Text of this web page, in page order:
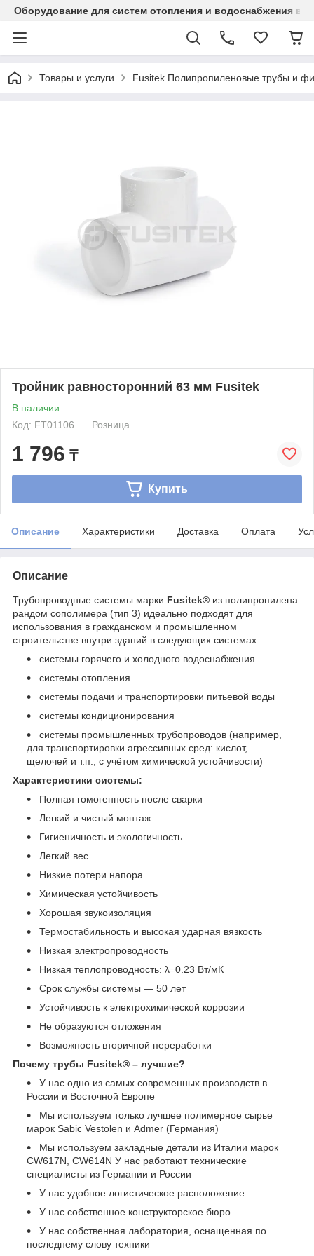
Оборудование для систем отопления и водоснабжения в
Товары и услуги Fusitek Полипропиленовые трубы и
Тройник равносторонний 63 мм Fusitek
В наличии
Код: FT01106
Розница
1 796 ₸
Купить
Описание Характеристики Доставка Оплата
Описание
Трубопроводные системы марки Fusitek® из полипропилена
рандом сополимера (тип 3) идеально подходят для
использования в гражданском и промышленном
строительстве внутри зданий в следующих системах:
системы горячего и холодного водоснабжения
системы отопления
системы подачи и транспортировки питьевой воды
системы кондиционирования
системы промышленных трубопроводов (например,
для транспортировки агрессивных сред: кислот,
щелочей и т.п., с учётом химической устойчивости)
Характеристики системы:
Полная гомогенность после сварки
Легкий и чистый монтаж
Гигиеничность и экологичность
Легкий вес
Низкие потери напора
Химическая устойчивость
Хорошая звукоизоляция
Термостабильность и высокая ударная вязкость
Низкая электропроводность
Низкая теплопроводность: λ=0.23 Вт/мК
Срок службы системы ― 50 лет
Устойчивость к электрохимической коррозии
Не образуются отложения
Возможность вторичной переработки
Почему трубы Fusitek® – лучшие?
У нас одно из самых современных производств в
России и Восточной Европе
Мы используем только лучшее полимерное сырье
марок Sabic Vestolen и Admer (Германия)
Мы используем закладные детали из Италии марок
CW617N, CW614N У нас работают технические
специалисты из Германии и России
У нас удобное логистическое расположение
У нас собственное конструкторское бюро
У нас собственная лаборатория, оснащенная по
последнему слову техники